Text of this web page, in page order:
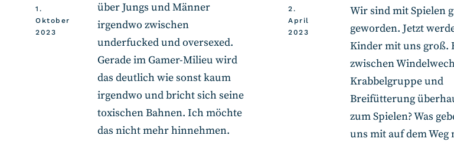
1.
Oktober
2023
über Jungs und Männer
irgendwo zwischen
underfucked und oversexed.
Gerade im Gamer-Milieu wird
das deutlich wie sonst kaum
irgendwo und bricht sich seine
toxischen Bahnen. Ich möchte
das nicht mehr hinnehmen.
2.
April
2023
Wir sind mit Spielen
geworden. Jetzt
Kinder mit uns groß.
zwischen
Krabbelgruppe und
Breifütterung
zum Spielen? Was
uns mit auf dem Weg